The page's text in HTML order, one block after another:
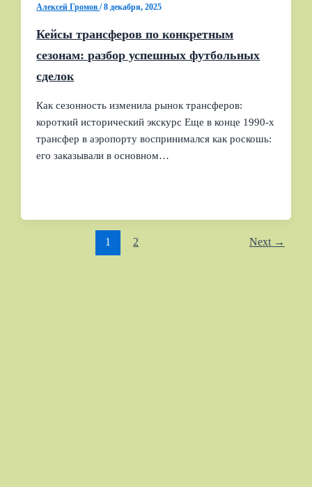
Алексей Громов/8 декабря, 2025
Кейсы трансферов по конкретным
сезонам: разбор успешных футбольных
сделок
Как сезонность изменила рынок трансферов:
короткий исторический экскурс Еще в конце 1990‑х
трансфер в аэропорту воспринимался как роскошь:
его заказывали в основном…
1 2 Next →